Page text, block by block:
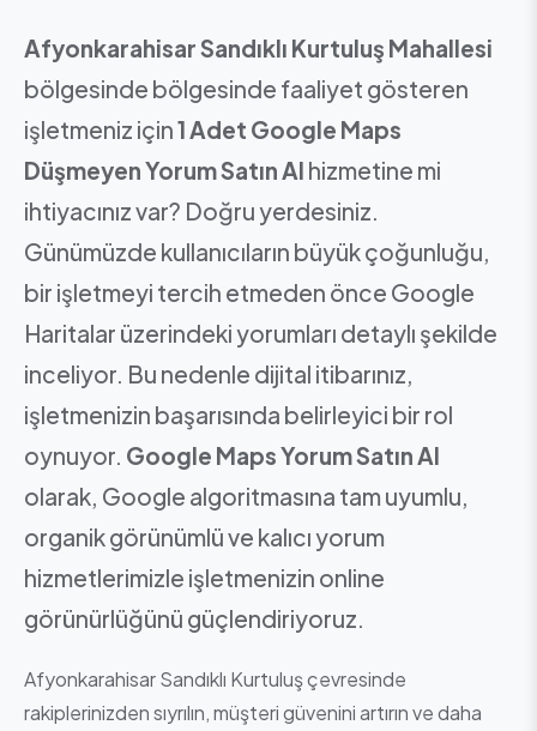
Afyonkarahisar Sandıklı Kurtuluş Mahallesi
bölgesinde bölgesinde faaliyet gösteren
işletmeniz için1 Adet Google Maps
Düşmeyen Yorum Satın Al hizmetine mi
ihtiyacınız var? Doğru yerdesiniz.
Günümüzde kullanıcıların büyük çoğunluğu,
bir işletmeyi tercih etmeden önce Google
Haritalar üzerindeki yorumları detaylı şekilde
inceliyor. Bu nedenle dijital itibarınız,
işletmenizin başarısında belirleyici bir rol
oynuyor. Google Maps Yorum Satın Al
olarak, Google algoritmasına tam uyumlu,
organik görünümlü ve kalıcı yorum
hizmetlerimizle işletmenizin online
görünürlüğünü güçlendiriyoruz.
Afyonkarahisar Sandıklı Kurtuluş çevresinde
rakiplerinizden sıyrılın, müşteri güvenini artırın ve daha